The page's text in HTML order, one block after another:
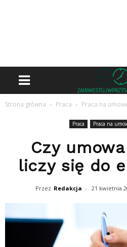
Strona główna Praca Praca na
Praca Praca na
Czy
liczy się do
Przez Redakcja - 21 kwietnia